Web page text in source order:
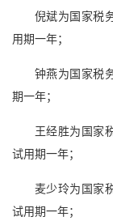
倪斌为国家税
用期一年；
钟燕为国家税
期一年；
王经胜为国家
试用期一年；
麦少玲为国家
试用期一年；